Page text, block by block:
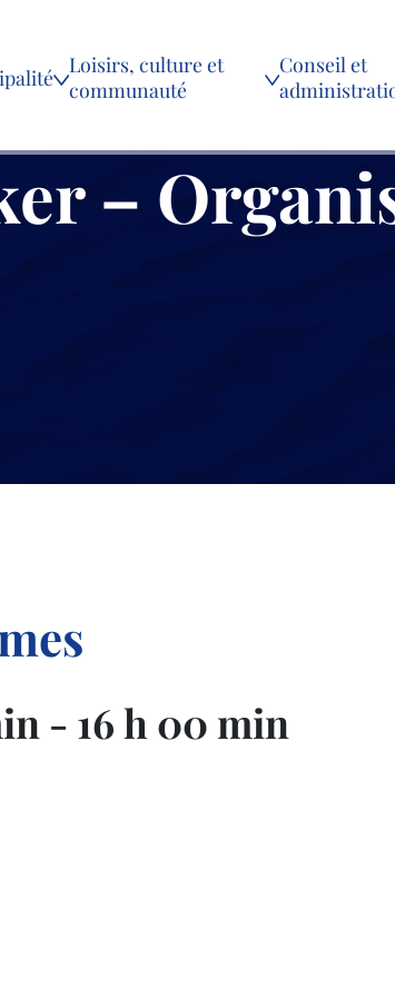
Loisirs, culture et
communauté
Conseil et
–
- 16 h 00 min